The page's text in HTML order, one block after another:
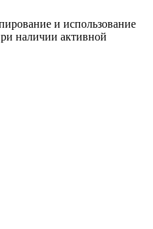
и использование
наличии активной